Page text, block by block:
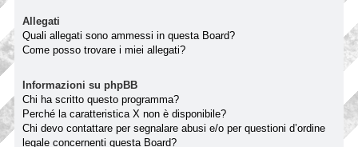
Allegati
Quali allegati sono ammessi in questa Board?
Come posso trovare i miei allegati?
Informazioni su phpBB
Chi ha scritto questo programma?
Perché la caratteristica X non è disponibile?
Chi devo contattare per segnalare abusi e/o per questioni d’ordine
legale concernenti questa Board?